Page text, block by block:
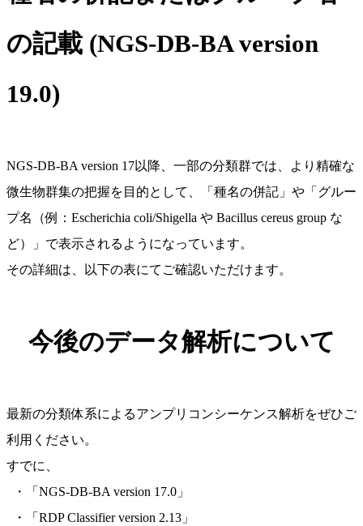
の記載 (NGS-DB-BA version
19.0)
NGS-DB-BA version 17以降、一部の分類群では、より精確な
微生物群集の把握を目的として、「種名の併記」や「グルー
プ名（例：Escherichia coli/Shigella や Bacillus cereus group な
ど）」で表示されるようになっています。
その詳細は、以下の表にてご確認いただけます。
今後のデータ解析について
最新の分類体系によるアンプリコンシーケンス解析をぜひご
利用ください。
すでに、
・「NGS-DB-BA version 17.0」
・「RDP Classifier version 2.13」